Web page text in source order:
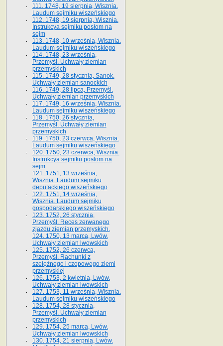
111. 1748, 19 sierpnia, Wisznia.
Laudum sejmiku wiszeńskiego
112. 1748, 19 sierpnia, Wisznia.
Instrukcya sejmiku posłom na
sejm
113. 1748, 10 września, Wisznia.
Laudum sejmiku wiszeńskiego
114. 1748, 23 września,
Przemyśl. Uchwały ziemian
przemyskich
115. 1749, 28 stycznia, Sanok.
Uchwały ziemian sanockich
116. 1749, 28 lipca, Przemyśl.
Uchwały ziemian przemyskich
117. 1749, 16 września, Wisznia.
Laudum sejmiku wiszeńskiego
118. 1750, 26 stycznia,
Przemyśl. Uchwały ziemian
przemyskich
119. 1750, 23 czerwca, Wisznia.
Laudum sejmiku wiszeńskiego
120. 1750, 23 czerwca, Wisznia.
Instrukcya sejmiku posłom na
sejm
121. 1751, 13 września,
Wisznia. Laudum sejmiku
deputackiego wiszeńskiego
122. 1751, 14 września,
Wisznia. Laudum sejmiku
gospodarskiego wiszeńskiego
123. 1752, 26 stycznia,
Przemyśl. Reces zerwanego
zjazdu ziemian przemyskich.
124. 1750, 13 marca, Lwów.
Uchwały ziemian lwowskich
125. 1752, 26 czerwca,
Przemyśl. Rachunki z
szelężnego i czopowego ziemi
przemyskiej
126. 1753, 2 kwietnia, Lwów.
Uchwały ziemian lwowskich
127. 1753, 11 września, Wisznia.
Laudum sejmiku wiszeńskiego
128. 1754, 28 stycznia,
Przemyśl. Uchwały ziemian
przemyskich
129. 1754, 25 marca, Lwów.
Uchwały ziemian lwowskich
130. 1754, 21 sierpnia, Lwów.